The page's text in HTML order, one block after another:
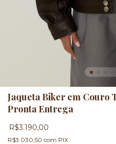
Jaqueta Biker em Couro
Pronta Entrega
R$3.190,00
R$3.030,50 com PIX